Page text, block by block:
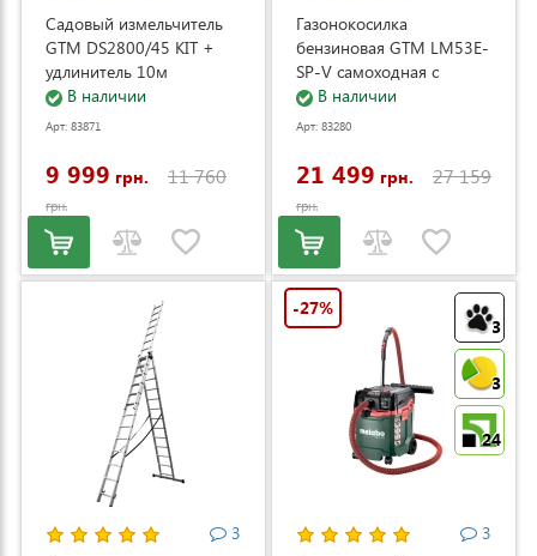
Садовый измельчитель
GTM DS2800/45 KIT +
удлинитель 10м
(DS2800/45_KIT+ext.cord)
В наличии
Арт: 83871
9 999 грн. 11 760
грн.
Газонокосилка
бензиновая GTM LM53E-
SP-V самоходная с
электростартером и
регулировкой скорости
В наличии
Арт: 83280
21 499 грн. 27 159
грн.
3
3
3
24
-27%
3